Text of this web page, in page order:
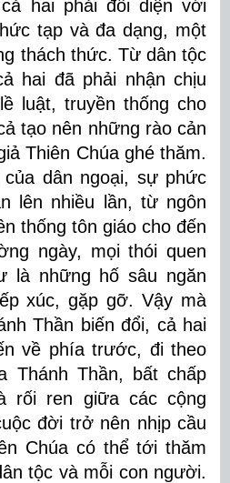
hai phải đối diện với
tạp và đa dạng, một
thách thức. Từ dân tộc
hai đã phải nhận chịu
luật, truyền thống cho
tạo nên những rào cản
Thiên Chúa ghé thăm.
dân ngoại, sự phức
lên nhiều lần, từ ngôn
thống tôn giáo cho đến
ngày, mọi thói quen
là những hố sâu ngăn
xúc, gặp gỡ. Vậy mà
Thần biến đổi, cả hai
về phía trước, đi theo
Thánh Thần, bất chấp
rối ren giữa các cộng
đời trở nên nhịp cầu
Chúa có thể tới thăm
tộc và mỗi con người.